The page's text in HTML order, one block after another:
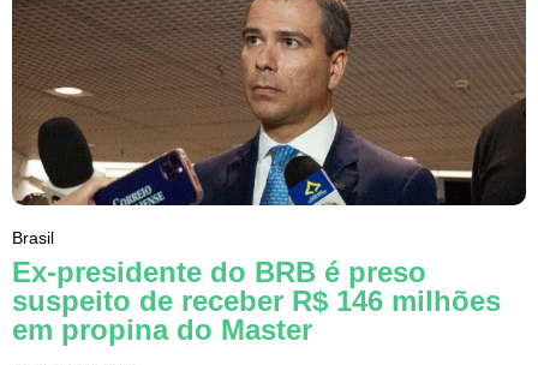
Brasil
Ex-presidente do BRB é preso
suspeito de receber R$ 146 milhões
em propina do Master